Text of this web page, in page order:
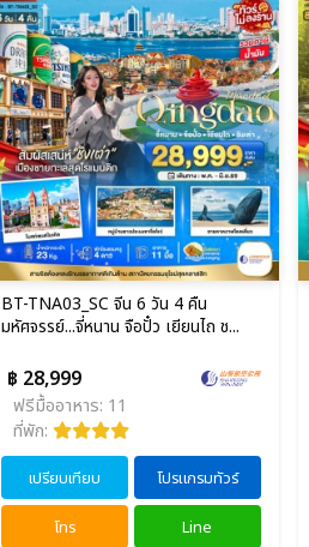
BT-TNA03_SC จีน 6 วัน 4 คืน
มหัศจรรย์...จี่หนาน จือปั๋ว เยียนไถ ช...
฿ 28,999
ฟรีมื้ออาหาร: 11
ที่พัก:
เปรียบเทียบ โปรแกรมทัวร์
โทร Line